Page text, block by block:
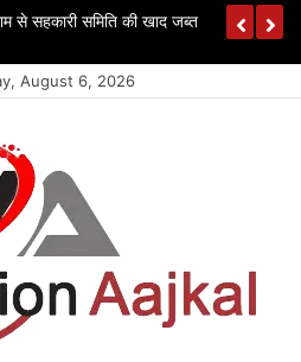
से सहकारी समिति की खाद जब्त
August 6, 2026